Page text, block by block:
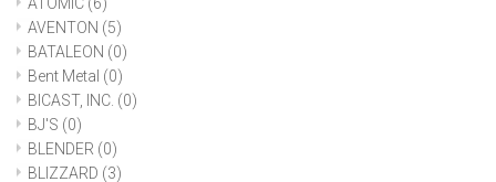
AVENTON (5)
BATALEON (0)
Bent Metal (0)
BICAST, INC. (0)
BJ'S (0)
BLENDER (0)
BLIZZARD (3)